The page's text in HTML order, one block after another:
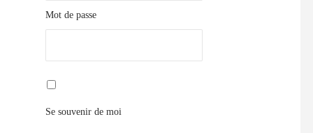
Mot de passe
Se souvenir de moi